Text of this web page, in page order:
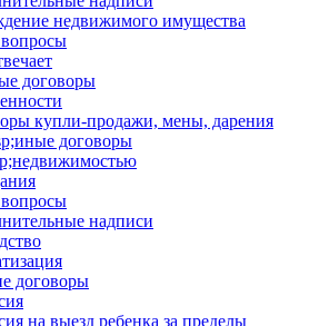
недвижимого имущества
договоры
купли-продажи, мены, дарения
договоры
надписи
договоры
на выезд ребенка за пределы